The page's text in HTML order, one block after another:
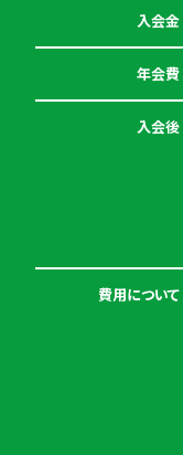
入会金
年会費
入会後
費用について